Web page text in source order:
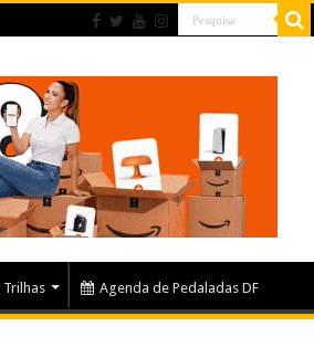
Trilhas Agenda de Pedaladas DF